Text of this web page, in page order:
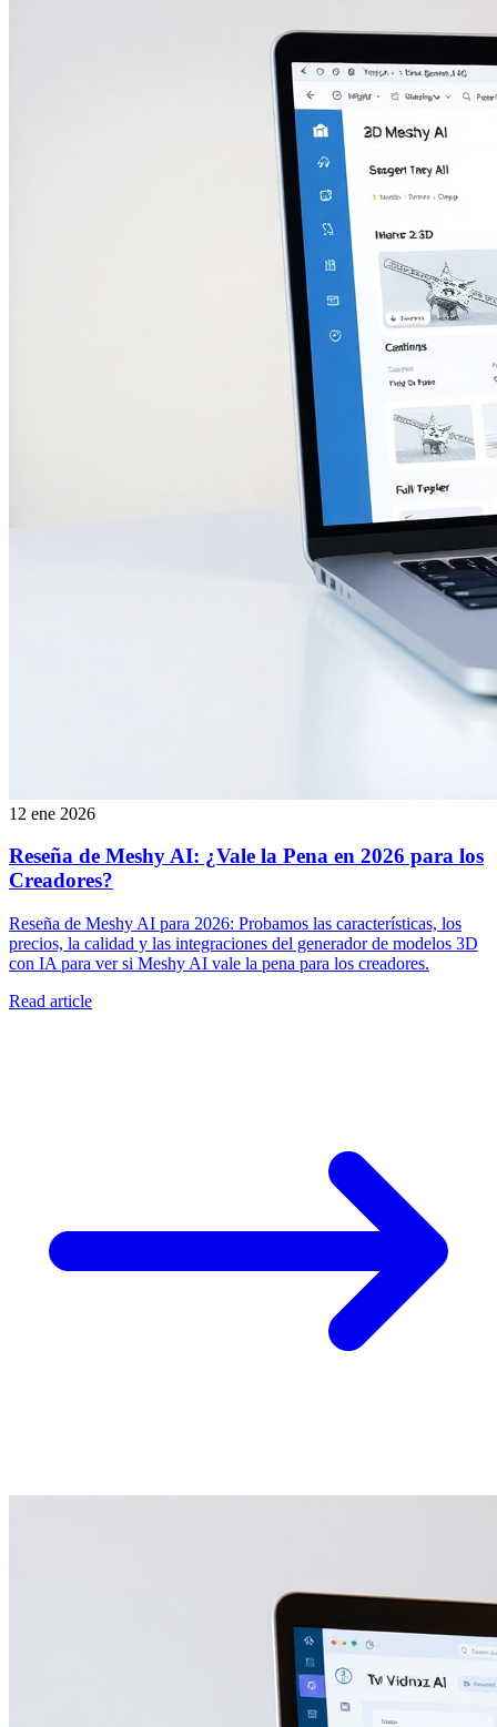
12 ene 2026
Reseña de Meshy AI: ¿Vale la Pena en 2026 para los
Creadores?
Reseña de Meshy AI para 2026: Probamos las características, los
precios, la calidad y las integraciones del generador de modelos 3D
con IA para ver si Meshy AI vale la pena para los creadores.
Read article